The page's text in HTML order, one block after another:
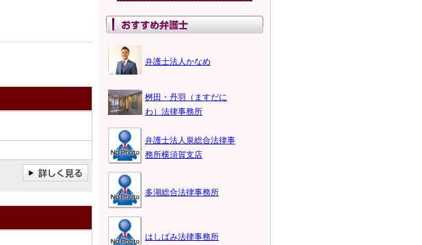
弁護士法人かなめ
桝田・丹羽（ますだに
わ）法律事務所
弁護士法人泉総合法律事
務所横須賀支店
多湖総合法律事務所
はしばみ法律事務所